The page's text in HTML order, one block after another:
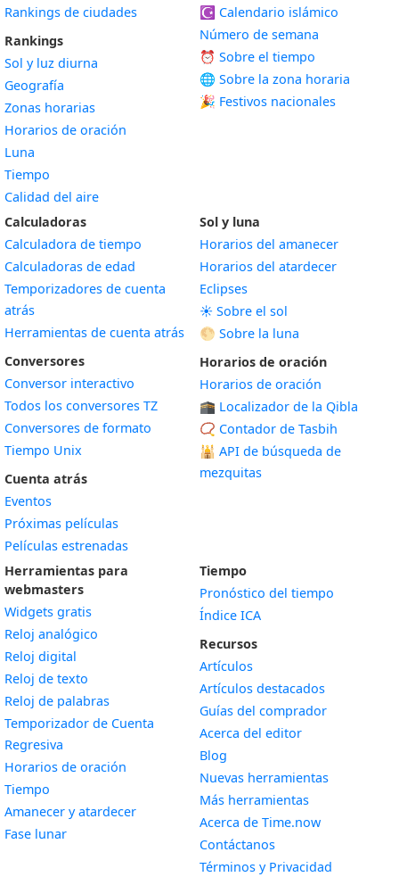
Rankings de ciudades
Rankings
Sol y luz diurna
Geografía
Zonas horarias
Horarios de oración
Luna
Tiempo
Calidad del aire
☪️ Calendario islámico
Número de semana
⏰ Sobre el tiempo
🌐 Sobre la zona horaria
🎉 Festivos nacionales
Calculadoras
Calculadora de tiempo
Calculadoras de edad
Temporizadores de cuenta
atrás
Herramientas de cuenta atrás
Conversores
Conversor interactivo
Todos los conversores TZ
Conversores de formato
Tiempo Unix
Cuenta atrás
Eventos
Próximas películas
Películas estrenadas
Sol y luna
Horarios del amanecer
Horarios del atardecer
Eclipses
☀️ Sobre el sol
🌕 Sobre la luna
Horarios de oración
Horarios de oración
🕋 Localizador de la Qibla
📿 Contador de Tasbih
🕌 API de búsqueda de
mezquitas
Herramientas para
webmasters
Widgets gratis
Reloj analógico
Reloj digital
Reloj de texto
Reloj de palabras
Temporizador de Cuenta
Regresiva
Horarios de oración
Tiempo
Amanecer y atardecerWidget
Fase lunarWidget
Tiempo
Pronóstico del tiempo
Índice ICA
Recursos
Artículos
Artículos destacados
Guías del comprador
Acerca del editor
Blog
Nuevas herramientas
Más herramientas
Acerca de Time.now
Contáctanos
Términos y Privacidad